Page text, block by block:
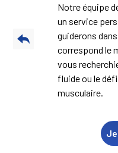
Notre équipe
un service
guiderons
correspond le
vous
fluide ou le
musculaire.